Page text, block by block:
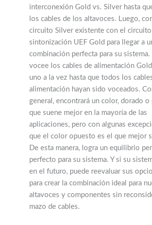
interconexión Gold vs. Silver hasta
los cables de los altavoces. Luego,
circuito Silver existente con el
sintonización UEF Gold para llegar a
combinación perfecta para su
vocee los cables de alimentación
uno a la vez hasta que todos los
alimentación hayan sido voceados.
general, encontrará un color, dorado o
que suene mejor en la mayoría de las
aplicaciones, pero con algunas
que el color opuesto es el que mejor
De esta manera, logra un equilibrio
perfecto para su sistema. Y si su
en el futuro, puede reevaluar sus
para crear la combinación ideal para
altavoces y componentes sin
mazo de cables.